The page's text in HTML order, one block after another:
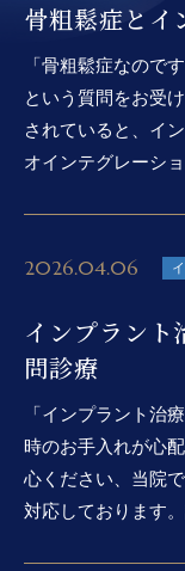
骨粗鬆症とイ
「骨粗鬆症なので
という質問をお受
されていると、イ
オインテグレーシ
2026.04.06
インプラント
問診療
「インプラント治
時のお手入れが心
心ください、当院
対応しております